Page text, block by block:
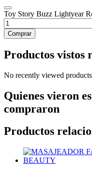
Toy Story Buzz Lightyear
Comprar
Productos vistos
No recently viewed
Quienes vieron
compraron
Productos